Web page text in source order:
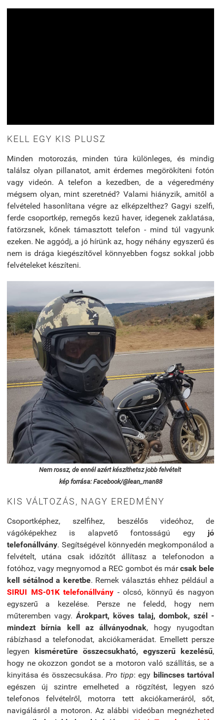
KELL EGY KIS PLUSZ
Minden motorozás, minden túra különleges, és mindig
találsz olyan pillanatot, amit érdemes megörökíteni fotón
vagy videón. A telefon a kezedben, de a végeredmény
mégsem olyan, mint szeretnéd? Valami hiányzik, amitől a
felvételed hasonlítana végre az elképzelthez? Gagyi szelfi,
ferde csoportkép, remegős kezű haver, idegenek zaklatása,
fatörzsnek, kőnek támasztott telefon - mind túl vagyunk
ezeken. Ne aggódj, a jó hírünk az, hogy néhány egyszerű és
nem is drága kiegészítővel könnyebben fogsz sokkal jobb
felvételeket készíteni.
Nem rossz, de ennél azért készíthetsz jobb felvételt
kép forrása: Facebook/@lean_man88
KIS VÁLTOZÁS, NAGY EREDMÉNY
Csoportképhez, szelfihez, beszélős videóhoz, de
vágóképekhez is alapvető fontosságú egy jó
telefonállvány. Segítségével könnyedén megkomponálod a
felvételt, utána csak időzítőt állítasz a telefonodon a
fotóhoz, vagy megnyomod a REC gombot és márcsak bele
kell sétálnod a keretbe. Remek választás ehhez például a
SIRUI MS-01K telefonállvány - olcsó, könnyű és nagyon
egyszerű a kezelése. Persze ne feledd, hogy nem
műteremben vagy.Árokpart, köves talaj, dombok, szél -
mindezt bírnia kell az állványodnak, hogy nyugodtan
rábízhasd a telefonodat, akciókamerádat. Emellett persze
legyen kisméretűre összecsukható, egyszerű kezelésű,
hogy ne okozzon gondot se a motoron való szállítás, se a
kinyitása és összecsukása.Pro tipp: egy bilincses tartóval
egészen új szintre emelheted a rögzítést, legyen szó
telefonos felvételről, motorra tett akciókameráról, sőt,
navigálásról a motoron. Az alábbi videóban megnézheted